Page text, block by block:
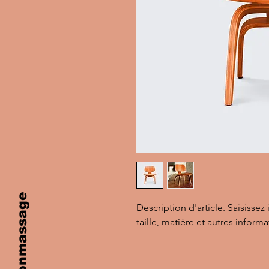
Description d'article.
taille, matière et autres